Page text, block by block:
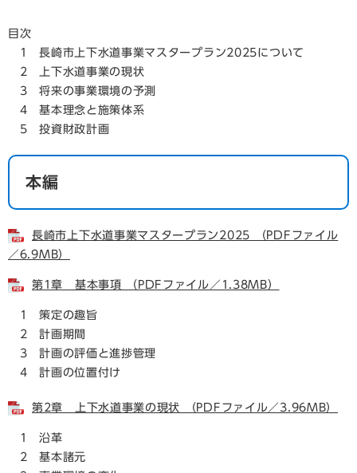
目次
1 長崎市上下水道事業マスタープラン2025について
2 上下水道事業の現状
3 将来の事業環境の予測
4 基本理念と施策体系
5 投資財政計画
本編
長崎市上下水道事業マスタープラン2025 （PDFファイル
／6.9MB）
第1章 基本事項 （PDFファイル／1.38MB）
1 策定の趣旨
2 計画期間
3 計画の評価と進捗管理
4 計画の位置付け
第2章 上下水道事業の現状 （PDFファイル／3.96MB）
1 沿革
2 基本諸元